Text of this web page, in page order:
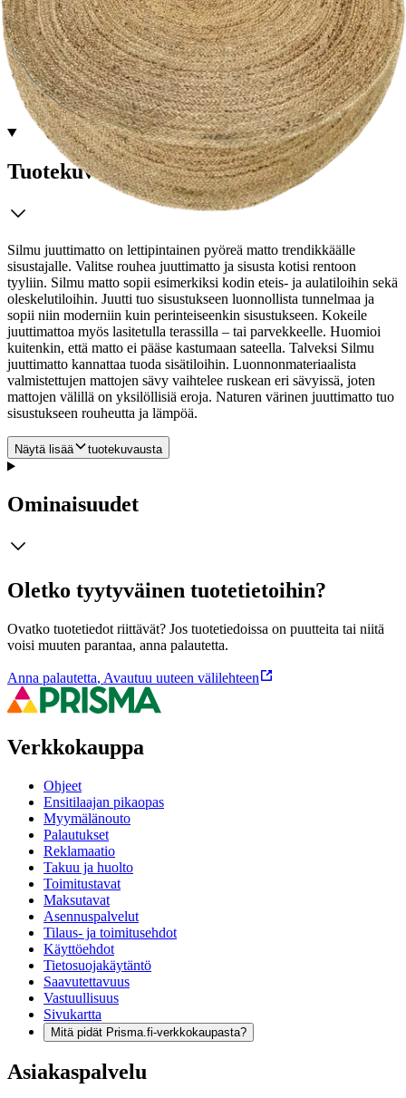
Tarkista myymäläsaatavuus
Ei saatavilla
Tuotekuvaus
Silmu juuttimatto on lettipintainen pyöreä matto trendikkäälle
sisustajalle. Valitse rouhea juuttimatto ja sisusta kotisi rentoon
tyyliin. Silmu matto sopii esimerkiksi kodin eteis- ja aulatiloihin sekä
oleskelutiloihin. Juutti tuo sisustukseen luonnollista tunnelmaa ja
sopii niin moderniin kuin perinteiseenkin sisustukseen. Kokeile
juuttimattoa myös lasitetulla terassilla – tai parvekkeelle. Huomioi
kuitenkin, että matto ei pääse kastumaan sateella. Talveksi Silmu
juuttimatto kannattaa tuoda sisätiloihin. Luonnonmateriaalista
valmistettujen mattojen sävy vaihtelee ruskean eri sävyissä, joten
mattojen välillä on yksilöllisiä eroja. Naturen värinen juuttimatto tuo
sisustukseen rouheutta ja lämpöä.
Näytä lisää tuotekuvausta
Ominaisuudet
Oletko tyytyväinen tuotetietoihin?
Ovatko tuotetiedot riittävät? Jos tuotetiedoissa on puutteita tai niitä
voisi muuten parantaa, anna palautetta.
Anna palautetta, Avautuu uuteen välilehteen
Verkkokauppa
Ohjeet
Ensitilaajan pikaopas
Myymälänouto
Palautukset
Reklamaatio
Takuu ja huolto
Toimitustavat
Maksutavat
Asennuspalvelut
Tilaus- ja toimitusehdot
Käyttöehdot
Tietosuojakäytäntö
Saavutettavuus
Vastuullisuus
Sivukartta
Mitä pidät Prisma.fi-verkkokaupasta?
Asiakaspalvelu